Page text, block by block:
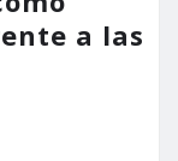
a las